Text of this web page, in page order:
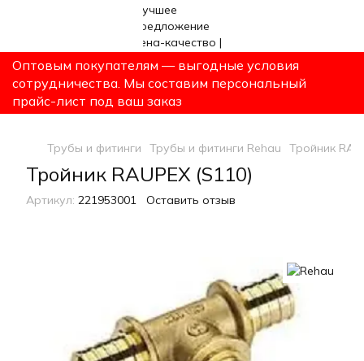
Оптовым покупателям — выгодные условия
сотрудничества. Мы составим персональный
прайс-лист под ваш заказ
Трубы и фитинги Трубы и фитинги Rehau Тройник
Тройник RAUPEX (S110)
Артикул: 221953001 Оставить отзыв